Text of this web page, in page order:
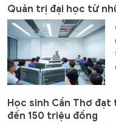
Quản trị đại học từ
Học sinh Cần Thơ
đến 150 triệu đồng